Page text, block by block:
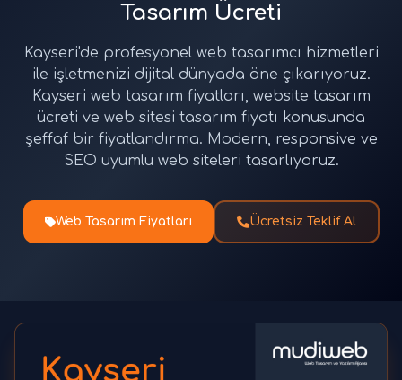
Tasarım Ücreti
Kayseri'de profesyonel web tasarımcı hizmetleri
ile işletmenizi dijital dünyada öne çıkarıyoruz.
Kayseri web tasarım fiyatları, website tasarım
ücreti ve web sitesi tasarım fiyatı konusunda
şeffaf bir fiyatlandırma. Modern, responsive ve
SEO uyumlu web siteleri tasarlıyoruz.
Web Tasarım Fiyatları Ücretsiz Teklif Al